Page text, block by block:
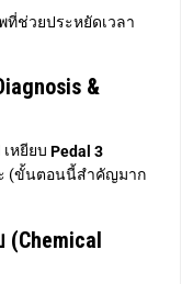
ที่ช่วยประหยัดเวลา
&
เหยียบPedal 3
(ขั้นตอนนี้สำคัญมาก